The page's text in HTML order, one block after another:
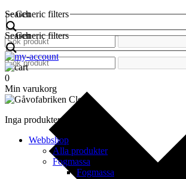
Search
Generic filters
Search
Generic filters
0
Min varukorg
Inga produkter i varukorgen.
Webbshop
Alla produkter
Fogmassa
Fogmassa